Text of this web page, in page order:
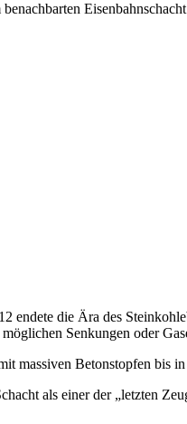
endete die Ära des
Senkungen oder
massiven Betonstopfen bis
als einer der „letzten